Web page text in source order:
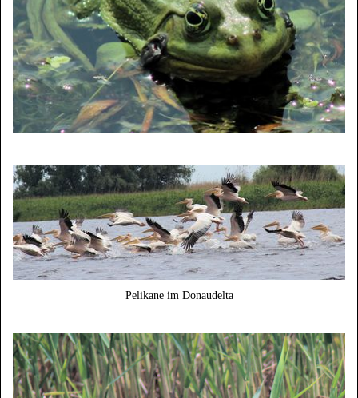
Pelikane im Donaudelta